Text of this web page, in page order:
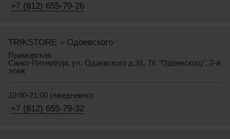
+7 (812) 655-79-26
TRIKSTORE – Одоевского
Приморская
Санкт-Петербург, ул. Одоевского д.31, ТК "Одоевского", 2-й
этаж
10:00-21:00 (ежедневно)
+7 (812) 655-79-32